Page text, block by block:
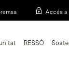
Accés
RESSÒ